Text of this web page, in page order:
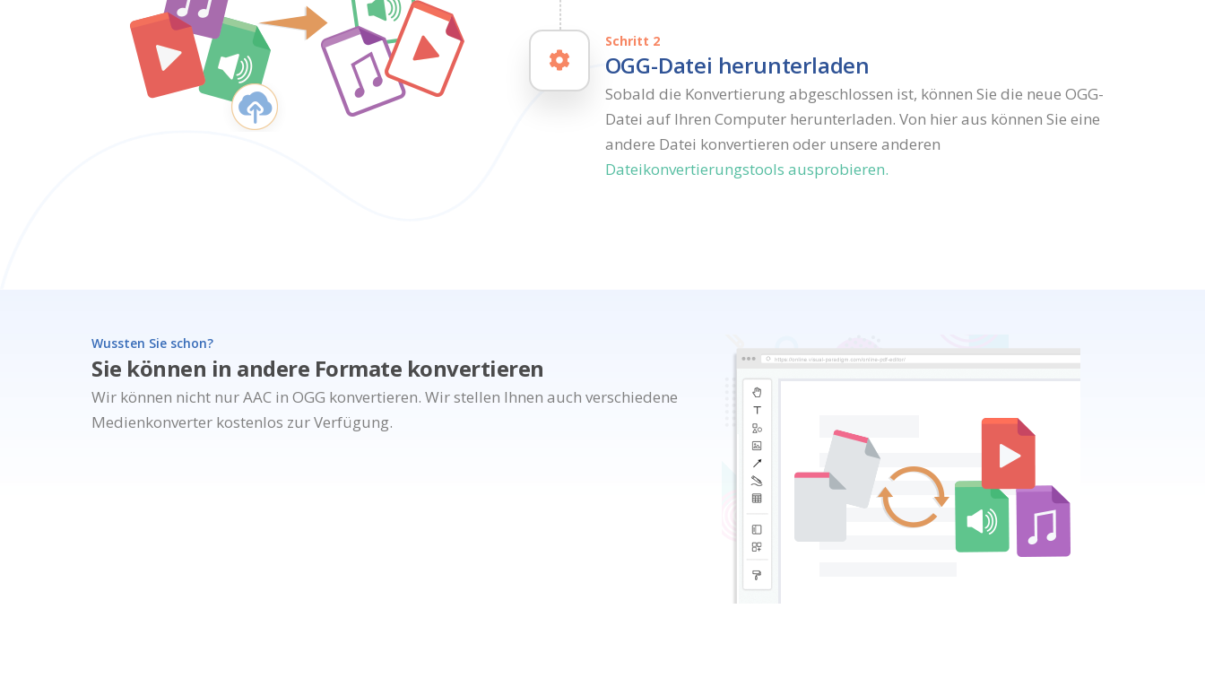
Schritt 2
OGG-Datei herunterladen
Sobald die Konvertierung abgeschlossen ist, können Sie die neue OGG-
Datei auf Ihren Computer herunterladen. Von hier aus können Sie eine
andere Datei konvertieren oder unsere anderen
Dateikonvertierungstools ausprobieren.
Wussten Sie schon?
Sie können in andere Formate konvertieren
Wir können nicht nur AAC in OGG konvertieren. Wir stellen Ihnen auch verschiedene
Medienkonverter kostenlos zur Verfügung.